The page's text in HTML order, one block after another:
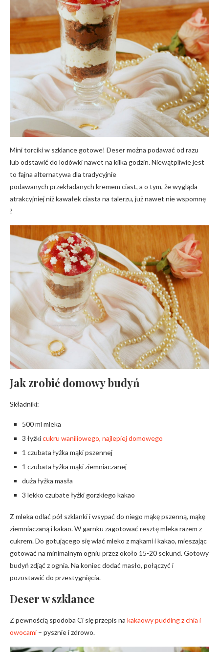
Mini torciki w szklance gotowe! Deser można podawać od razu
lub odstawić do lodówki nawet na kilka godzin. Niewątpliwie jest
to fajna alternatywa dla tradycyjnie
podawanych przekładanych kremem ciast, a o tym, że wygląda
atrakcyjniej niż kawałek ciasta na talerzu, już nawet nie wspomnę
?
Jak zrobić domowy budyń
Składniki:
500 ml mleka
3 łyżkicukru waniliowego, najlepiej domowego
1 czubata łyżka mąki pszennej
1 czubata łyżka mąki ziemniaczanej
duża łyżka masła
3 lekko czubate łyżki gorzkiego kakao
Z mleka odlać pół szklanki i wsypać do niego mąkę pszenną, mąkę
ziemniaczaną i kakao. W garnku zagotować resztę mleka razem z
cukrem. Do gotującego się wlać mleko z mąkami i kakao, mieszając
gotować na minimalnym ogniu przez około 15-20 sekund. Gotowy
budyń zdjąć z ognia. Na koniec dodać masło, połączyć i
pozostawić do przestygnięcia.
Deser w szklance
Z pewnością spodoba Ci się przepis na kakaowy pudding z chia i
owocami – pysznie i zdrowo.